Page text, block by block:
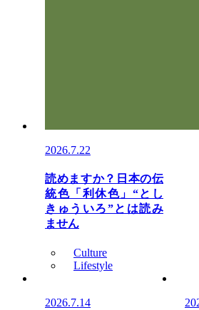
2026.7.22
読めますか？日本の伝
統色「利休色」“とし
きゅういろ”とは読み
ません
Culture
Lifestyle
2026.7.14